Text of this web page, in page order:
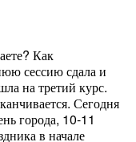
Как
сессию сдала и
на третий курс.
Сегодня
города, 10-11
в начале